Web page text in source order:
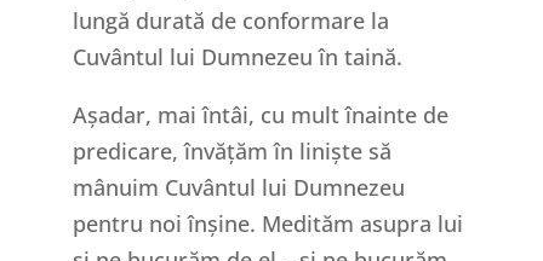
lungă durată de conformare la
Cuvântul lui Dumnezeu în taină.
Așadar, mai întâi, cu mult înainte de
predicare, învățăm în liniște să
mânuim Cuvântul lui Dumnezeu
pentru noi înșine. Medităm asupra lui